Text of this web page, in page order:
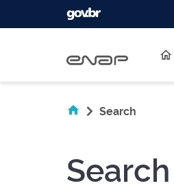
Search
Search